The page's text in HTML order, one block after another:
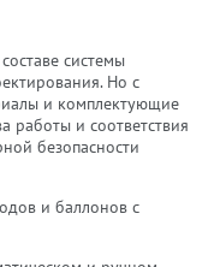
системы
Но с
и комплектующие
работы и соответствия
безопасности
и баллонов с